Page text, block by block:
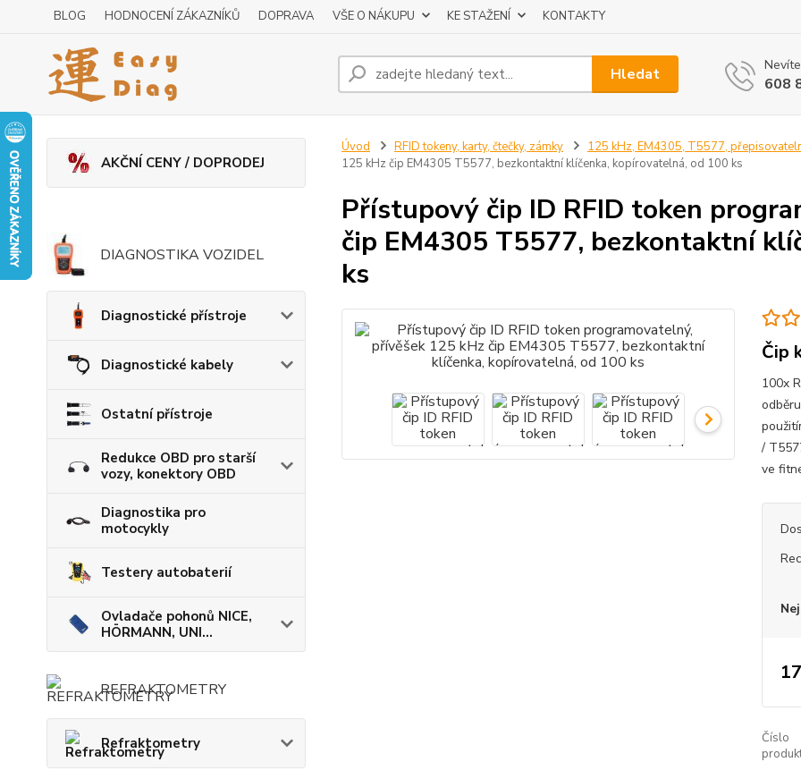
BLOG HODNOCENÍ ZÁKAZNÍKŮ DOPRAVA VŠE O NÁKUPU KE STAŽENÍ KONTAKTY
Hledat
608
AKČNÍ CENY / DOPRODEJ
DIAGNOSTIKA VOZIDEL
Diagnostické přístroje
Diagnostické kabely
Ostatní přístroje
Redukce OBD pro starší
vozy, konektory OBD
Diagnostika pro
motocykly
Testery autobaterií
Ovladače pohonů NICE,
HÖRMANN, UNI...
REFRAKTOMETRY
Refraktometry
Úvod RFID tokeny, karty, čtečky, zámky 125 kHz, EM4305, T5577,
125 kHz čip EM4305 T5577, bezkontaktní klíčenka, kopírovatelná, od 100 ks
Přístupový čip ID RFID token
čip EM4305 T5577, bezkontaktní
ks
Čip
100x
/
ve
Číslo